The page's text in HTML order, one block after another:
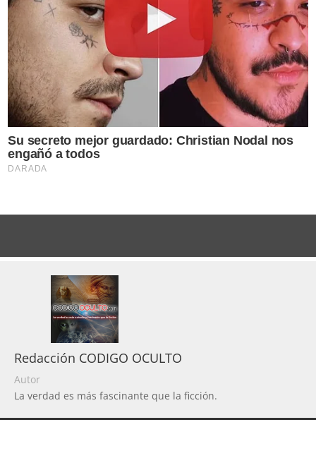
Redacción CODIGO OCULTO
Autor
La verdad es más fascinante que la ficción.